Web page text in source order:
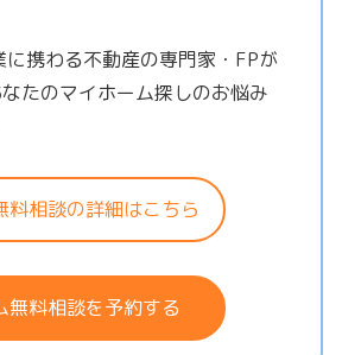
携わる不動産の専門家・FPが
たのマイホーム探しのお悩み
料相談の詳細はこちら
無料相談を予約する